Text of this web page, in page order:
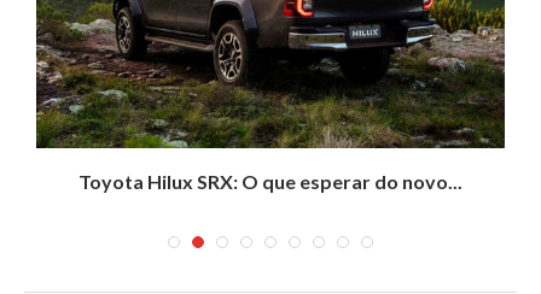
Toyota Hilux SRX: O que esperar do novo...